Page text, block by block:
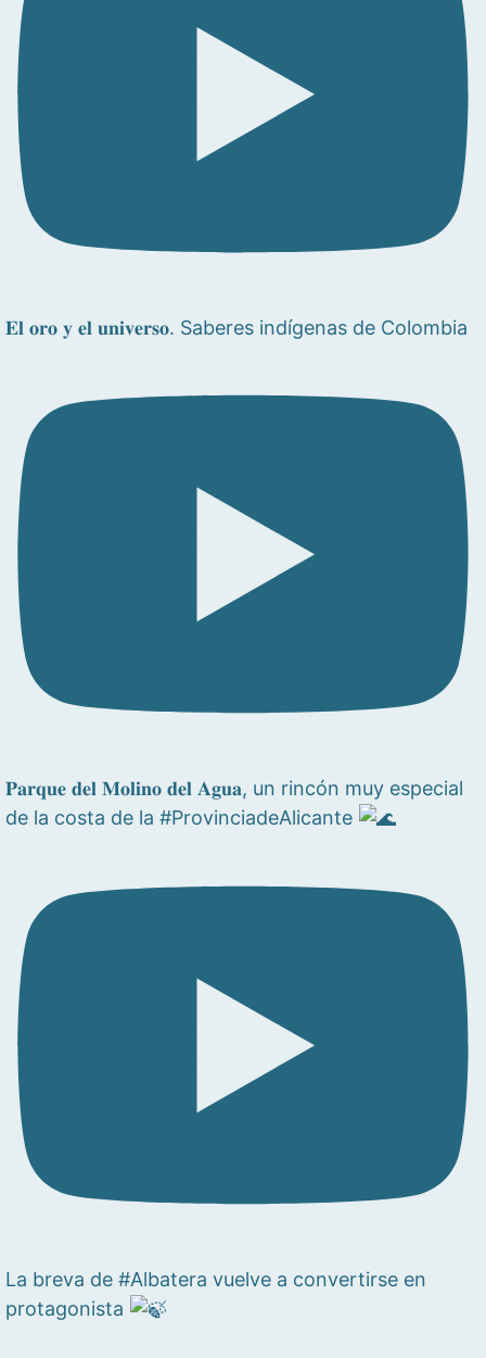
𝐄𝐥 𝐨𝐫𝐨 𝐲 𝐞𝐥 𝐮𝐧𝐢𝐯𝐞𝐫𝐬𝐨. Saberes indígenas de Colombia
𝐏𝐚𝐫𝐪𝐮𝐞 𝐝𝐞𝐥 𝐌𝐨𝐥𝐢𝐧𝐨 𝐝𝐞𝐥 𝐀𝐠𝐮𝐚, un rincón muy especial
de la costa de la #ProvinciadeAlicante
La breva de #Albatera vuelve a convertirse en
protagonista